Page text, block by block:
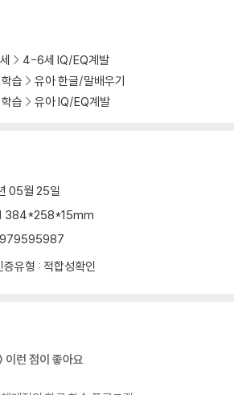
4-6세 IQ/EQ계발
습
유아 한글/말배우기
습 유아 IQ/EQ계발
05월 25일
384*258*15mm
증유형 : 적합성확인
이런 점이 좋아요